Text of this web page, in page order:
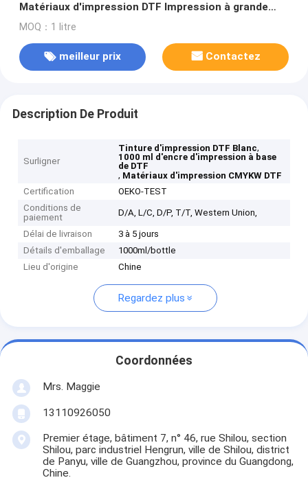
Matériaux d'impression DTF Impression à grande
vitesse
MOQ：1 litre
meilleur prix Contactez
Description De Produit
Surligner
Tinture d'impression DTF Blanc,
1000 ml d'encre d'impression à base
de DTF
, Matériaux d'impression CMYKW DTF
Certification
OEKO-TEST
Conditions de
paiement
D/A, L/C, D/P, T/T, Western Union,
Délai de livraison
3 à 5 jours
Détails d'emballage
1000ml/bottle
Lieu d'origine
Chine
Regardez plus
Coordonnées
Mrs. Maggie
13110926050
Premier étage, bâtiment 7, n° 46, rue Shilou, section
Shilou, parc industriel Hengrun, ville de Shilou, district
de Panyu, ville de Guangzhou, province du Guangdong,
Chine.